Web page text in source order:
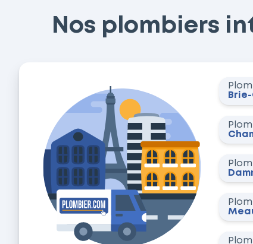
Nos plombiers